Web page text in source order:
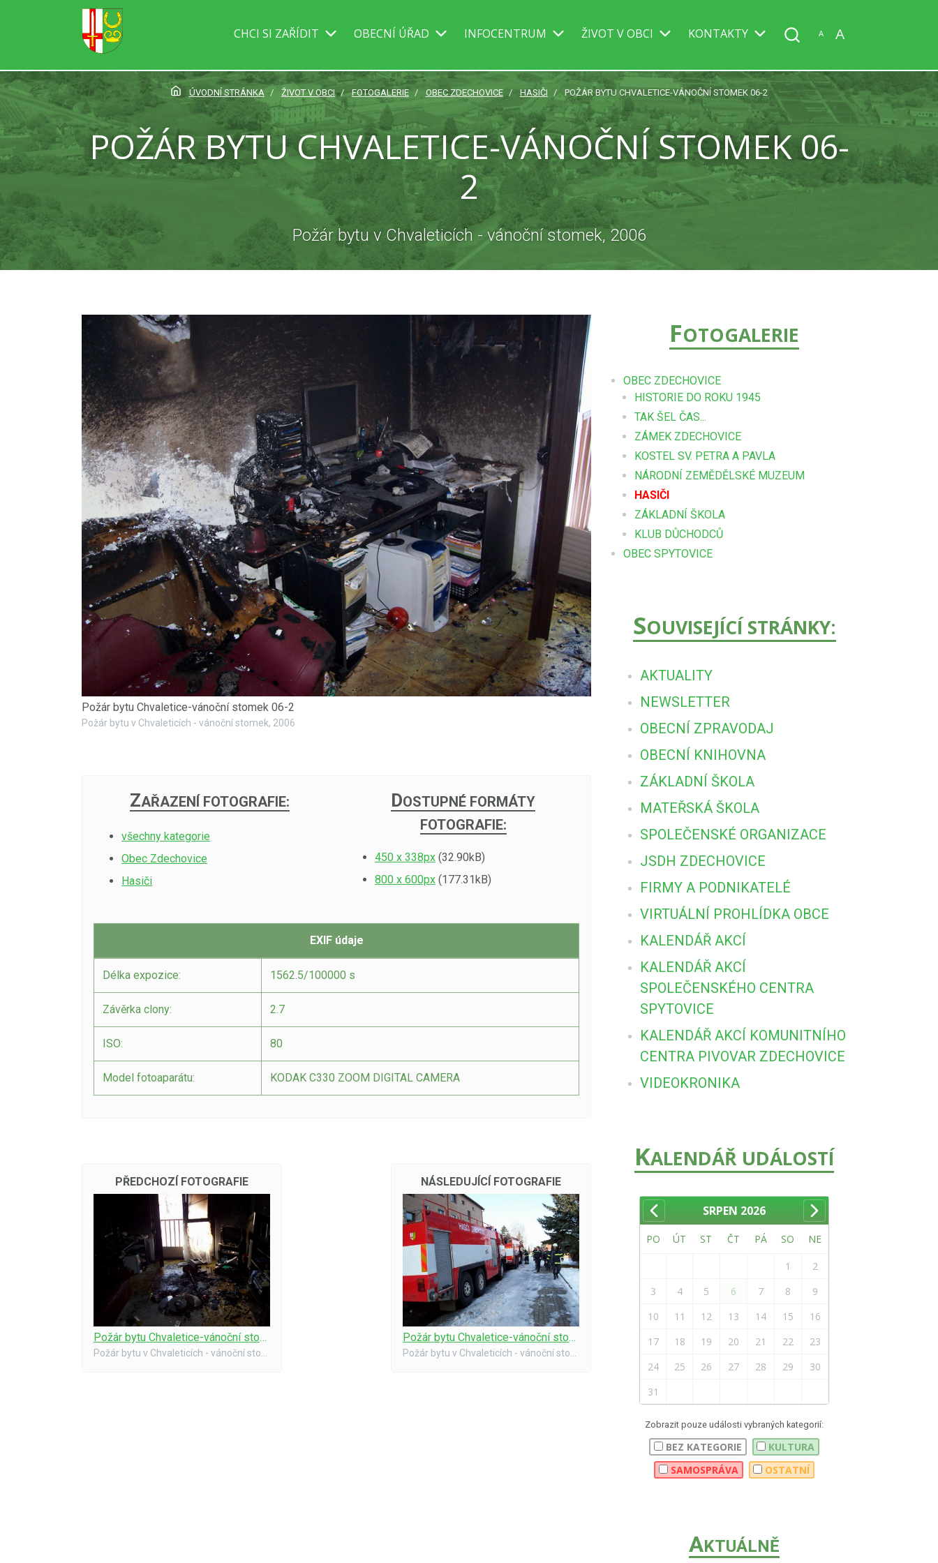
CHCI SI ZAŘÍDIT OBECNÍ ÚŘAD INFOCENTRUM ŽIVOT V OBCI KONTAKTY A A
ÚVODNÍ STRÁNKA ŽIVOT V OBCI FOTOGALERIE OBEC ZDECHOVICE HASIČI POŽÁR BYTU CHVALETICE-VÁNOČNÍ STOMEK 06-2
POŽÁR BYTU CHVALETICE-VÁNOČNÍ STOMEK 06-
2
Požár bytu v Chvaleticích - vánoční stomek, 2006
Požár bytu Chvaletice-vánoční stomek 06-2
Požár bytu v Chvaleticích - vánoční stomek, 2006
ZAŘAZENÍ FOTOGRAFIE:
všechny kategorie
Obec Zdechovice
Hasiči
DOSTUPNÉ FORMÁTY
FOTOGRAFIE:
450 x 338px (32.90kB)
800 x 600px (177.31kB)
EXIF údaje
Délka expozice: 1562.5/100000 s
Závěrka clony: 2.7
ISO: 80
Model fotoaparátu: KODAK C330 ZOOM DIGITAL CAMERA
PŘEDCHOZÍ FOTOGRAFIE
Požár bytu Chvaletice-vánoční stomek 06-1
NÁSLEDUJÍCÍ FOTOGRAFIE
Požár bytu Chvaletice-vánoční stomek 06-3
FOTOGALERIE
OBEC ZDECHOVICE
HISTORIE DO ROKU 1945
TAK ŠEL ČAS...
ZÁMEK ZDECHOVICE
KOSTEL SV. PETRA A PAVLA
NÁRODNÍ ZEMĚDĚLSKÉ MUZEUM
HASIČI
ZÁKLADNÍ ŠKOLA
KLUB DŮCHODCŮ
OBEC SPYTOVICE
SOUVISEJÍCÍ STRÁNKY:
AKTUALITY
NEWSLETTER
OBECNÍ ZPRAVODAJ
OBECNÍ KNIHOVNA
ZÁKLADNÍ ŠKOLA
MATEŘSKÁ ŠKOLA
SPOLEČENSKÉ ORGANIZACE
JSDH ZDECHOVICE
FIRMY A PODNIKATELÉ
VIRTUÁLNÍ PROHLÍDKA OBCE
KALENDÁŘ AKCÍ
KALENDÁŘ AKCÍ
SPOLEČENSKÉHO CENTRA
SPYTOVICE
KALENDÁŘ AKCÍ KOMUNITNÍHO
CENTRA PIVOVAR ZDECHOVICE
VIDEOKRONIKA
KALENDÁŘ UDÁLOSTÍ
SRPEN 2026
PO ÚT ST ČT PÁ SO NE
1
2
3
4 5 6 7 8
9
10
11 12 13 14 15
16
17
18 19 20 21 22
23
24
25 26 27 28 29
30
31
Zobrazit pouze události vybraných kategorií:
BEZ KATEGORIE
KULTURA
SAMOSPRÁVA
OSTATNÍ
AKTUÁLNĚ